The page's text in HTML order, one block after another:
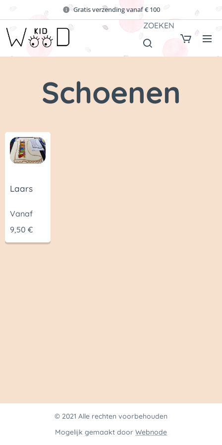
Gratis verzending vanaf € 100
ZOEKEN
Schoenen
Laars
Vanaf
9,50 €
© 2021 Alle rechten voorbehouden
Mogelijk gemaakt door Webnode